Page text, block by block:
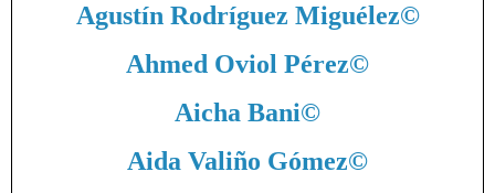
Agustín Rodríguez Miguélez©
Ahmed Oviol Pérez©
Aicha Bani©
Aida Valiño Gómez©